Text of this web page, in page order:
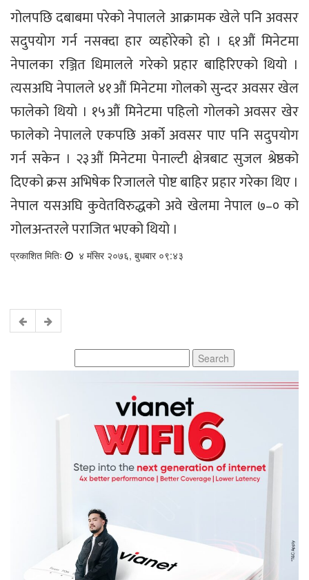
गोलपछि दबाबमा परेको नेपालले आक्रामक खेले पनि अवसर
सदुपयोग गर्न नसक्दा हार व्यहोरेको हो । ६१औं मिनेटमा
नेपालका रञ्जित धिमालले गरेको प्रहार बाहिरिएको थियो ।
त्यसअघि नेपालले ४१औं मिनेटमा गोलको सुन्दर अवसर खेल
फालेको थियो । १५औं मिनेटमा पहिलो गोलको अवसर खेर
फालेको नेपालले एकपछि अर्को अवसर पाए पनि सदुपयोग
गर्न सकेन । २३औं मिनेटमा पेनाल्टी क्षेत्रबाट सुजल श्रेष्ठको
दिएको क्रस अभिषेक रिजालले पोष्ट बाहिर प्रहार गरेका थिए ।
नेपाल यसअघि कुवेतविरुद्धको अवे खेलमा नेपाल ७–० को
गोलअन्तरले पराजित भएको थियो ।
प्रकाशित मितिः ४ मंसिर २०७६, बुधबार ०९:४३
for: